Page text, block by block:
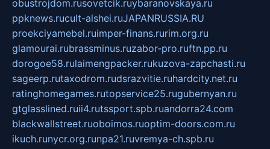
obustrojdom.rusovetcik.ruybaranovskaya.ru
ppknews.rucult-alshei.ruJAPANRUSSIA.RU
proekciyamebel.ruimper-finans.rurim.org.ru
glamourai.rubrassminus.ruzabor-pro.ruftn.pp.ru
dorogoe58.rulaimengpacker.rukuzova-zapchasti.ru
sageerp.rutaxodrom.rudsrazvitie.ruhardcity.net.ru
ratinghomegames.rutopservice25.rugubernyan.ru
gtglasslined.ruii4.rutssport.spb.ruandorra24.com
blackwallstreet.ruoboimos.ruoptim-doors.com.ru
ikuch.runycr.org.runpa21.ruvremya-ch.spb.ru